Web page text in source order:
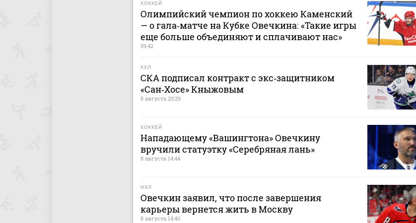
ХОККЕЙ
Олимпийский чемпион по хоккею Каменский
— о гала‑матче на Кубке Овечкина: «Такие игры
еще больше объединяют и сплачивают нас»
09:42
КХЛ
СКА подписал контракт с экс‑защитником
«Сан‑Хосе» Кныжовым
8 августа 20:29
ХОККЕЙ
Нападающему «Вашингтона» Овечкину
вручили статуэтку «Серебряная лань»
8 августа 14:44
НХЛ
Овечкин заявил, что после завершения
карьеры вернется жить в Москву
8 августа 14:40